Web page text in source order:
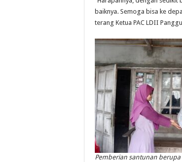
baiknya. Semoga bisa ke
terang Ketua PAC LDII
Pemberian santunan